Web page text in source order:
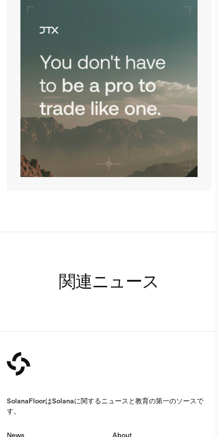
関連ニュース
SolanaFloorはSolanaに関するニュースと教育の第一のソースで
す。